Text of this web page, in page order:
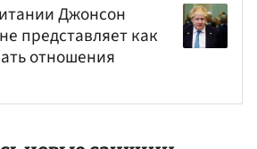
Джонсон
представляет как
отношения